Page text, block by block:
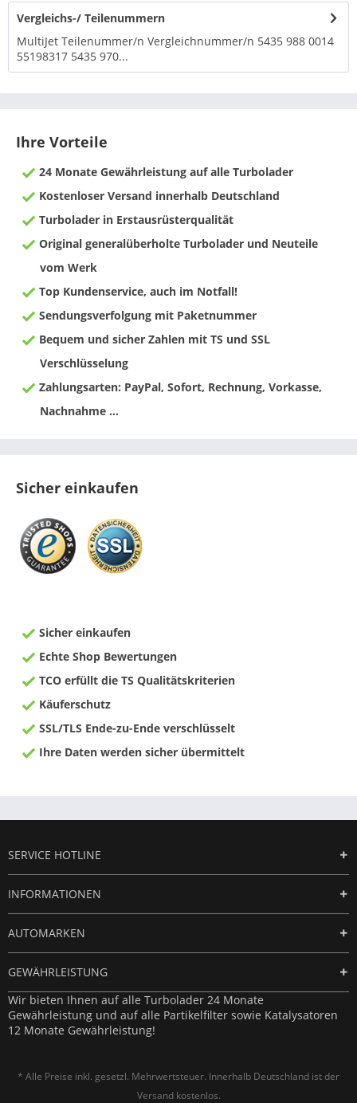
Vergleichs-/ Teilenummern
MultiJet Teilenummer/n Vergleichnummer/n 5435 988 0014
55198317 5435 970...
Ihre Vorteile
24 Monate Gewährleistung auf alle Turbolader
Kostenloser Versand innerhalb Deutschland
Turbolader in Erstausrüsterqualität
Original generalüberholte Turbolader und Neuteile
vom Werk
Top Kundenservice, auch im Notfall!
Sendungsverfolgung mit Paketnummer
Bequem und sicher Zahlen mit TS und SSL
Verschlüsselung
Zahlungsarten: PayPal, Sofort, Rechnung, Vorkasse,
Nachnahme ...
Sicher einkaufen
Sicher einkaufen
Echte Shop Bewertungen
TCO erfüllt die TS Qualitätskriterien
Käuferschutz
SSL/TLS Ende-zu-Ende verschlüsselt
Ihre Daten werden sicher übermittelt
SERVICE HOTLINE
INFORMATIONEN
AUTOMARKEN
GEWÄHRLEISTUNG
Wir bieten Ihnen auf alle Turbolader 24 Monate
Gewährleistung und auf alle Partikelfilter sowie Katalysatoren
12 Monate Gewährleistung!
* Alle Preise inkl. gesetzl. Mehrwertsteuer. Innerhalb Deutschland ist der
Versand kostenlos.